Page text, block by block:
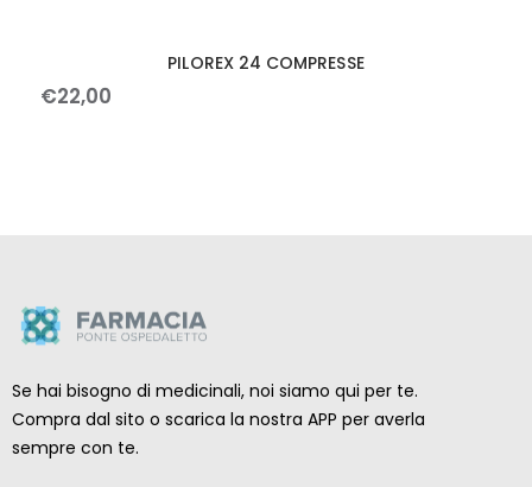
PILOREX 24 COMPRESSE
€22,00
Se hai bisogno di medicinali, noi siamo qui per te.
Compra dal sito o scarica la nostra APP per averla
sempre con te.